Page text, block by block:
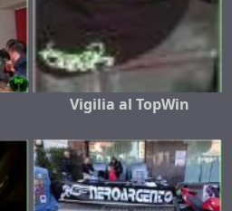
Vigilia al TopWin